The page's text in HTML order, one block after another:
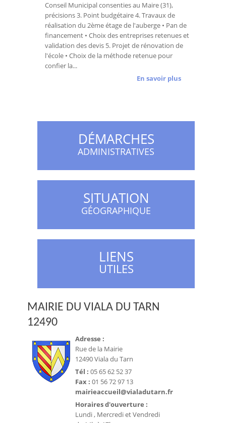
Conseil Municipal consenties au Maire (31),
précisions 3. Point budgétaire 4. Travaux de
réalisation du 2ème étage de l'auberge • Pan de
financement • Choix des entreprises retenues et
validation des devis 5. Projet de rénovation de
l'école • Choix de la méthode retenue pour
confier la...
En savoir plus
DÉMARCHES
ADMINISTRATIVES
SITUATION
GÉOGRAPHIQUE
LIENS
UTILES
MAIRIE DU VIALA DU TARN
12490
Adresse :
Rue de la Mairie
12490 Viala du Tarn
Tél : 05 65 62 52 37
Fax : 01 56 72 97 13
mairieaccueil@vialadutarn.fr
Horaires d'ouverture :
Lundi , Mercredi et Vendredi